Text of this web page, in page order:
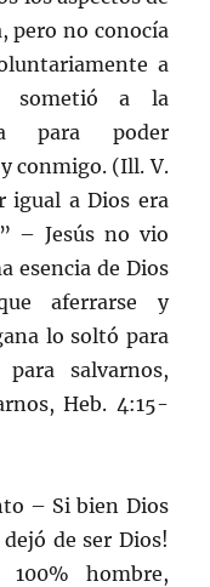
pero no conocía
a
sometió a la
para poder
conmigo. (Ill. V.
igual a Dios era
– Jesús no vio
esencia de Dios
aferrarse y
lo soltó para
salvarnos,
Heb. 4:15-
– Si bien Dios
de ser Dios!
hombre,